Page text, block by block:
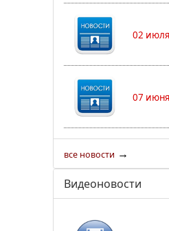
02
07
все новости →
Видеоновости